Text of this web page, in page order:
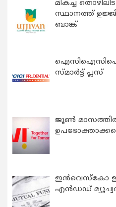
മികച്ച
സ്ഥാനത്ത്
ബാങ്ക്
ഐസിഐസിഐ
സ്മാർട്ട് പ്ലസ്
ജൂൺ മാസത്തിൽ
ഉപഭോക്താക്കളെ
ഇന്‍വെസ്കോ
എന്‍ഡഡ്